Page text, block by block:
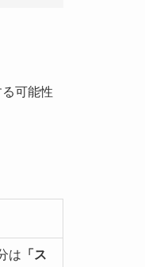
可能性
は 「ス